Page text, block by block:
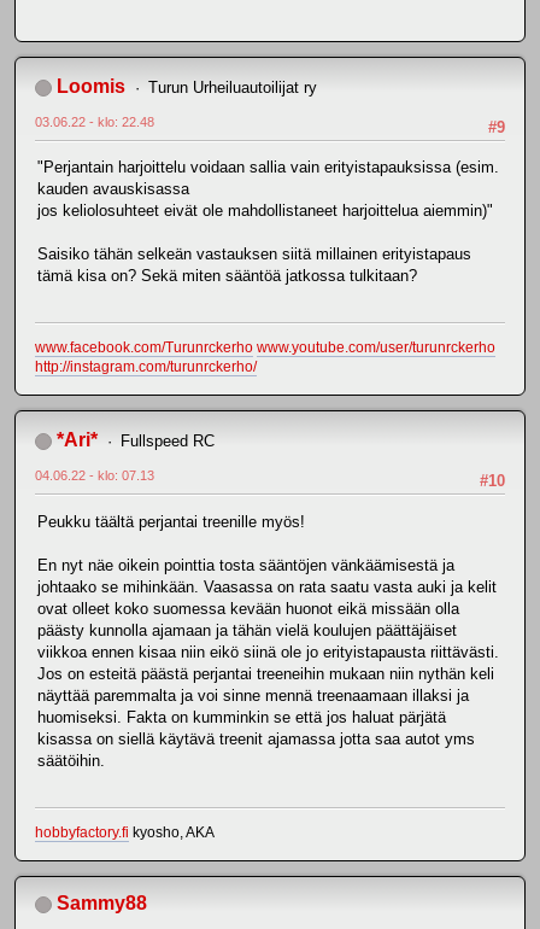
Loomis Turun Urheiluautoilijat ry
#9
03.06.22 - klo: 22.48
"Perjantain harjoittelu voidaan sallia vain erityistapauksissa (esim.
kauden avauskisassa
jos keliolosuhteet eivät ole mahdollistaneet harjoittelua aiemmin)"
Saisiko tähän selkeän vastauksen siitä millainen erityistapaus
tämä kisa on? Sekä miten sääntöä jatkossa tulkitaan?
www.facebook.com/Turunrckerho www.youtube.com/user/turunrckerho
http://instagram.com/turunrckerho/
*Ari* Fullspeed RC
#10
04.06.22 - klo: 07.13
Peukku täältä perjantai treenille myös!
En nyt näe oikein pointtia tosta sääntöjen vänkäämisestä ja
johtaako se mihinkään. Vaasassa on rata saatu vasta auki ja kelit
ovat olleet koko suomessa kevään huonot eikä missään olla
päästy kunnolla ajamaan ja tähän vielä koulujen päättäjäiset
viikkoa ennen kisaa niin eikö siinä ole jo erityistapausta riittävästi.
Jos on esteitä päästä perjantai treeneihin mukaan niin nythän keli
näyttää paremmalta ja voi sinne mennä treenaamaan illaksi ja
huomiseksi. Fakta on kumminkin se että jos haluat pärjätä
kisassa on siellä käytävä treenit ajamassa jotta saa autot yms
säätöihin.
hobbyfactory.fi kyosho, AKA
Sammy88